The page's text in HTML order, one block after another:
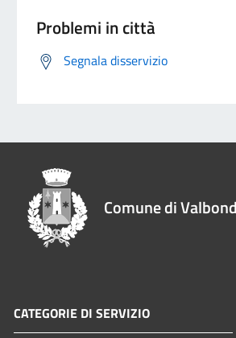
Problemi in città
Segnala disservizio
Comune di
CATEGORIE DI SERVIZIO